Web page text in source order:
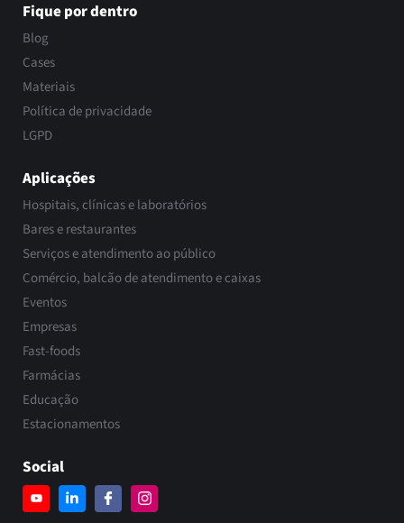
Fique por dentro
Blog
Cases
Materiais
Política de privacidade
LGPD
Aplicações
Hospitais, clínicas e laboratórios
Bares e restaurantes
Serviços e atendimento ao público
Comércio, balcão de atendimento e caixas
Eventos
Empresas
Fast-foods
Farmácias
Educação
Estacionamentos
Social